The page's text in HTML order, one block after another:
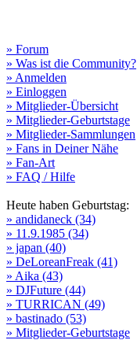
» Forum
» Was ist die Community?
» Anmelden
» Einloggen
» Mitglieder-Übersicht
» Mitglieder-Geburtstage
» Mitglieder-Sammlungen
» Fans in Deiner Nähe
» Fan-Art
» FAQ / Hilfe
Heute haben Geburtstag:
» andidaneck (34)
» 11.9.1985 (34)
» japan (40)
» DeLoreanFreak (41)
» Aika (43)
» DJFuture (44)
» TURRICAN (49)
» bastinado (53)
» Mitglieder-Geburtstage